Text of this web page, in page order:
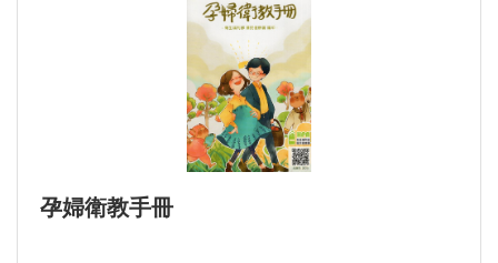
孕婦衛教手冊